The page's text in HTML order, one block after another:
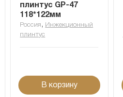
плинтус GP-47
118*122мм
Россия , Инжекционный
плинтус
В корзину